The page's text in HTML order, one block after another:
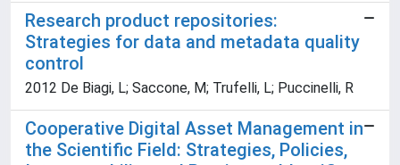
Research product repositories:
Strategies for data and metadata quality
control
2012 De Biagi, L; Saccone, M; Trufelli, L; Puccinelli, R
Cooperative Digital Asset Management in
the Scientific Field: Strategies, Policies,